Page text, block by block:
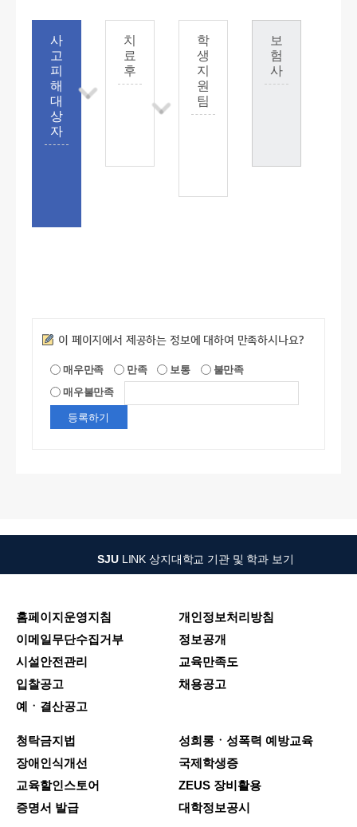
사
고
피
해
대
상
자
치
료
후
학
생
지
원
팀
보
험
사
만족도조사
이 페이지에서 제공하는 정보에 대하여 만족하시나요?
매우만족 만족 보통
불만족
매우불만족
SJU LINK 상지대학교 기관 및 학과 보기
홈페이지운영지침
개인정보처리방침
이메일무단수집거부
정보공개
시설안전관리
교육만족도
입찰공고
채용공고
예ㆍ결산공고
청탁금지법
성희롱ㆍ성폭력 예방교육
장애인식개선
국제학생증
교육할인스토어
ZEUS 장비활용
증명서 발급
대학정보공시